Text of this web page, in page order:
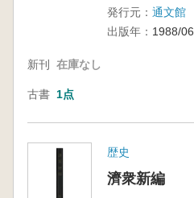
発行元： 通文館
出版年： 1988/06
新刊 在庫なし
古書 1点
歴史
濟衆新編